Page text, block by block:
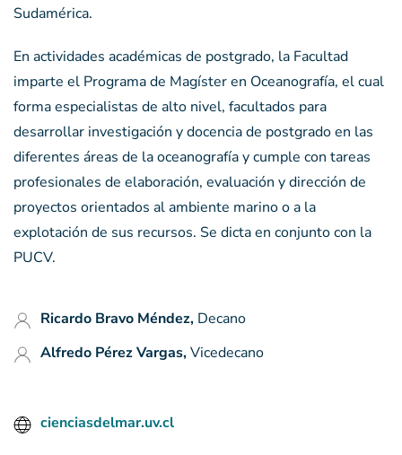
Sudamérica.
En actividades académicas de postgrado, la Facultad
imparte el Programa de Magíster en Oceanografía, el cual
forma especialistas de alto nivel, facultados para
desarrollar investigación y docencia de postgrado en las
diferentes áreas de la oceanografía y cumple con tareas
profesionales de elaboración, evaluación y dirección de
proyectos orientados al ambiente marino o a la
explotación de sus recursos. Se dicta en conjunto con la
PUCV.
Ricardo Bravo Méndez, Decano
Alfredo Pérez Vargas,Vicedecano
cienciasdelmar.uv.cl